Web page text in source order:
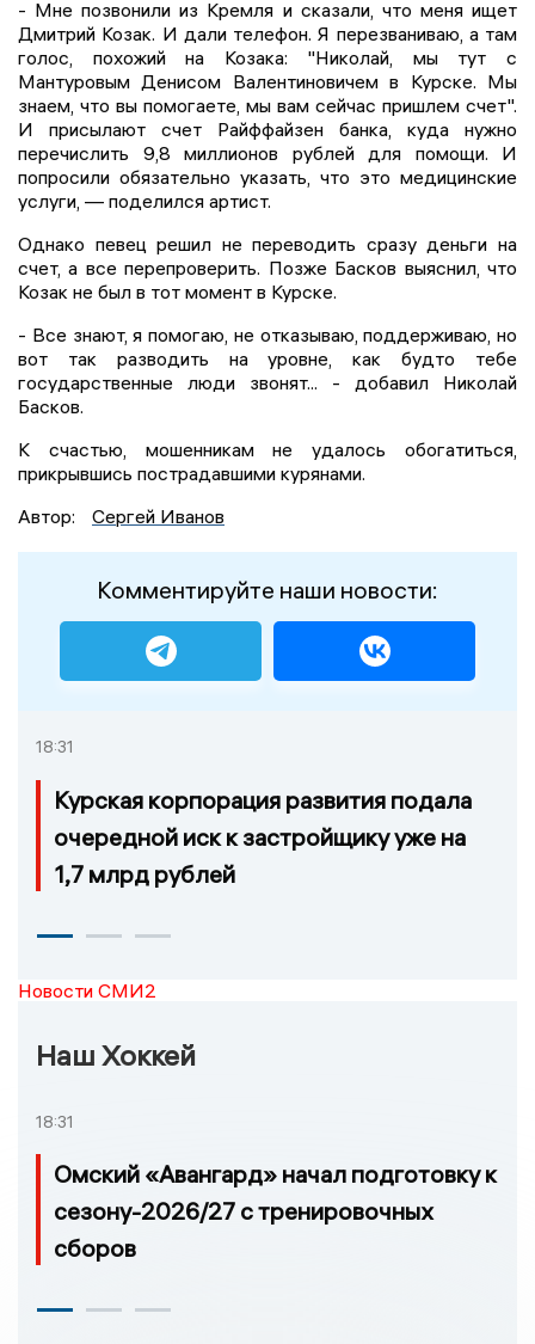
- Мне позвонили из Кремля и сказали, что меня ищет
Дмитрий Козак. И дали телефон. Я перезваниваю, а там
голос, похожий на Козака: "Николай, мы тут с
Мантуровым Денисом Валентиновичем в Курске. Мы
знаем, что вы помогаете, мы вам сейчас пришлем счет".
И присылают счет Райффайзен банка, куда нужно
перечислить 9,8 миллионов рублей для помощи. И
попросили обязательно указать, что это медицинские
услуги, — поделился артист.
Однако певец решил не переводить сразу деньги на
счет, а все перепроверить. Позже Басков выяснил, что
Козак не был в тот момент в Курске.
- Все знают, я помогаю, не отказываю, поддерживаю, но
вот так разводить на уровне, как будто тебе
государственные люди звонят... - добавил Николай
Басков.
К счастью, мошенникам не удалось обогатиться,
прикрывшись пострадавшими курянами.
Автор:
Сергей Иванов
Комментируйте наши новости:
18:31
Курская корпорация развития подала
очередной иск к застройщику уже на
1,7 млрд рублей
Новости СМИ2
Наш Хоккей
18:31
Омский «Авангард» начал подготовку к
сезону-2026/27 с тренировочных
сборов